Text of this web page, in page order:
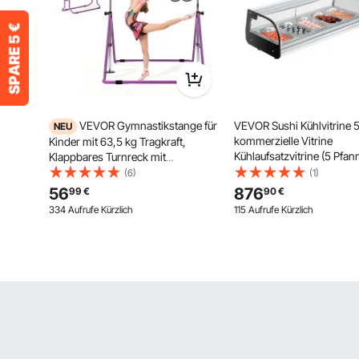
NEU VEVOR Gymnastikstange für
Kinder mit 63,5 kg Tragkraft,
Klappbares Turnreck mit
Turnringen, Höhenverstellbare
Turnstange für Indoor- und
Outdoor-Training,
Heimtrainingsgerät für
(6)
5699€
334 Aufrufe Kürzlich
VEVOR Sushi Kühlvitrine
kommerzielle Vitrine
Kühlaufsatzvitrine (5
gebogenem Glas & LED-
Beleuchtung & digitaler
Temperaturregelung,
für Theke Restaurant
(1)
87690€
115 Aufrufe Kürzlich